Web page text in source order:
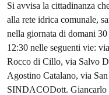
Si avvisa la cittadinanza
alla rete idrica comunale,
nella giornata di domani
12:30 nelle seguenti vie:
Rocco di Cillo, via Salvo
Agostino Catalano, via
SINDACODott. Giancarlo